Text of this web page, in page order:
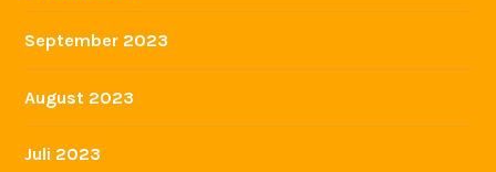
September 2023
August 2023
Juli 2023